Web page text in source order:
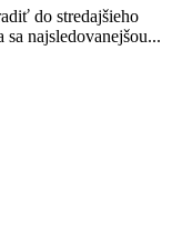
do stredajšieho
najsledovanejšou...